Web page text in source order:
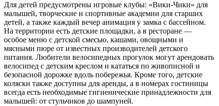
Для детей предусмотрены игровые клубы: «Вики-Чики» для
малышей, творческие и спортивные академии для старших
детей, а также каждый вечер анимация у замка с бассейном.
На территории есть детские площадки, а в ресторане —
особое меню с детской смесью, кашами, овощными и
мясными пюре от известных производителей детского
питания. Любители велосипедных прогулок могут арендовать
велосипед с детским креслом и кататься по живописной и
безопасной дорожке вдоль побережья. Кроме того, детские
коляски также доступны для аренды, а в номерах гостиницы
всегда есть необходимые гигиенические принадлежности для
малышей: от стульчиков до шампуней.